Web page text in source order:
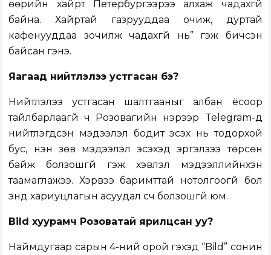
өөрийн хайрт Петербургээрээ алхаж чадахгүй
байна. Хайртай газрууддаа очиж, дуртай
кафенууддаа зочилж чадахгүй нь” гэж бичсэн
байсан гэнэ.
Яагаад нийтлэлээ устгасан бэ?
Нийтлэлээ устгасан шалтгааныг албан ёсоор
тайлбарлаагүй ч Розовагийн нэрээр Telegram-д
нийтлэгдсэн мэдээлэл бодит эсэх нь тодорхой
бус, үнэн зөв мэдээлэл эсэхэд эргэлзээ төрсөн
байж болзошгүй гэж хэвлэл мэдээллийнхэн
таамаглажээ. Хэрвээ баримттай нотолгоогүй бол
энд хариуцлагын асуудал үүсч болзошгүй юм.
Bild хуурамч Розоватай ярилцсан уу?
Наймдугаар сарын 4-ний орой гэхэд “Bild” сонин